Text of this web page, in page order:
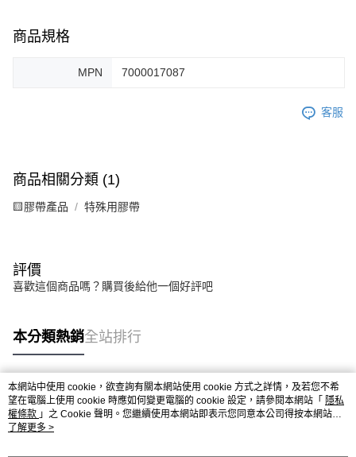
商品規格
MPN 7000017087
客服
商品相關分類 (1)
🟨膠帶產品 特殊用膠帶
評價
喜歡這個商品嗎？購買後給他一個好評吧
本分類熱銷全站排行
熱門標籤
本網站中使用 cookie，欲查詢有關本網站使用 cookie 方式之詳情，及若您不希
望在電腦上使用 cookie 時應如何變更電腦的 cookie 設定，請參閱本網站「 隱私
權條款 」之 Cookie 聲明。您繼續使用本網站即表示您同意本公司得按本網站使
用條款之 Cookie 聲明使用 cookie。
了解更多 >